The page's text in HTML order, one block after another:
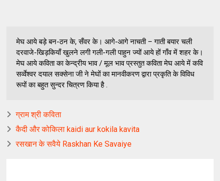
मेघ आये बड़े बन-ठन के, सँवर के। आगे-आगे नाचती – गाती बयार चली
दरवाजे-खिड़कियाँ खुलने लगी गली-गली पाहुन ज्यों आये हों गाँव में शहर के।
मेघ आये कविता का केन्द्रीय भाव / मूल भाव प्रस्तुत कविता मेघ आये में कवि
सर्व्वेश्वर दयाल सक्सेना जी ने मेघों का मानवीकरण द्वारा प्रकृति के विविध
रूपों का बहुत सुन्दर चित्रण किया है .
ग्राम श्री कविता
कैदी और कोकिला kaidi aur kokila kavita
रसखान के सवैये Raskhan Ke Savaiye